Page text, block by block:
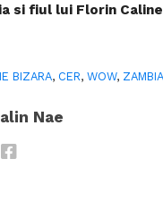
si fiul lui Florin
BIZARA, CER,WOW, ZAMBIA
Nae